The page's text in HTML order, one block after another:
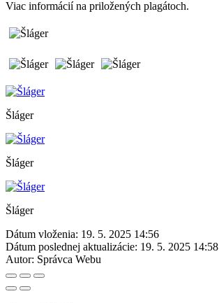
Viac informácií na priložených plagátoch.
Šláger
Šláger
Šláger
Dátum vloženia: 19. 5. 2025 14:56
Dátum poslednej aktualizácie: 19. 5. 2025 14:58
Autor: Správca Webu